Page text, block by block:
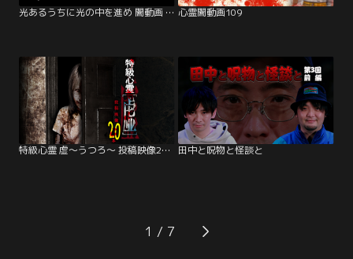
光あるうちに光の中を進め 闇動画 極選 下 心霊闇動画109
特級心霊 虚～うつろ～ 投稿映像20本 田中と呪物と怪談と
1